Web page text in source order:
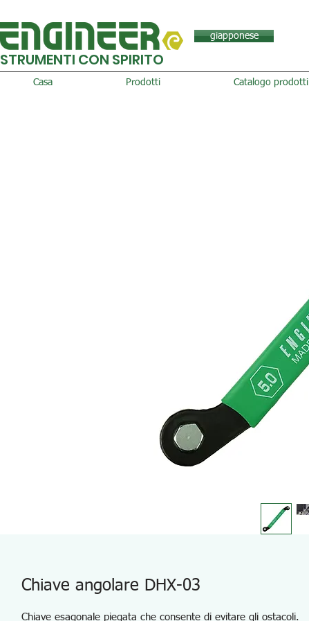
giapponese
STRUMENTI CON SPIRITO
Casa Prodotti Catalogo prodotti
Chiave angolare DHX-03
Chiave esagonale piegata che consente di evitare gli ostacoli.